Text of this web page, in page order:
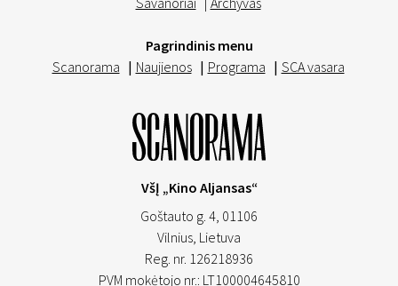
Pagrindinis menu
Scanorama | Naujienos | Programa | SCA vasara
VšĮ „Kino Aljansas“
Goštauto g. 4, 01106
Vilnius, Lietuva
Reg. nr. 126218936
PVM mokėtojo nr.: LT100004645810